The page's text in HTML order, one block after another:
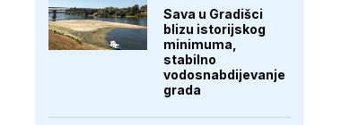
Sava u Gradišci
blizu istorijskog
minimuma,
stabilno
vodosnabdijevanje
grada